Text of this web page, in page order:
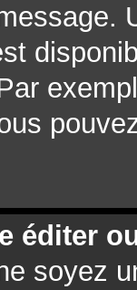
éditer
soyez